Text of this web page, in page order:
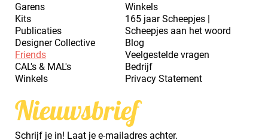
Garens
Kits
Publicaties
Designer Collective
Friends
CAL's & MAL's
Winkels
Winkels
165 jaar Scheepjes |
Scheepjes aan het woord
Blog
Veelgestelde vragen
Bedrijf
Privacy Statement
Nieuwsbrief
Schrijf je in! Laat je e-mailadres achter.